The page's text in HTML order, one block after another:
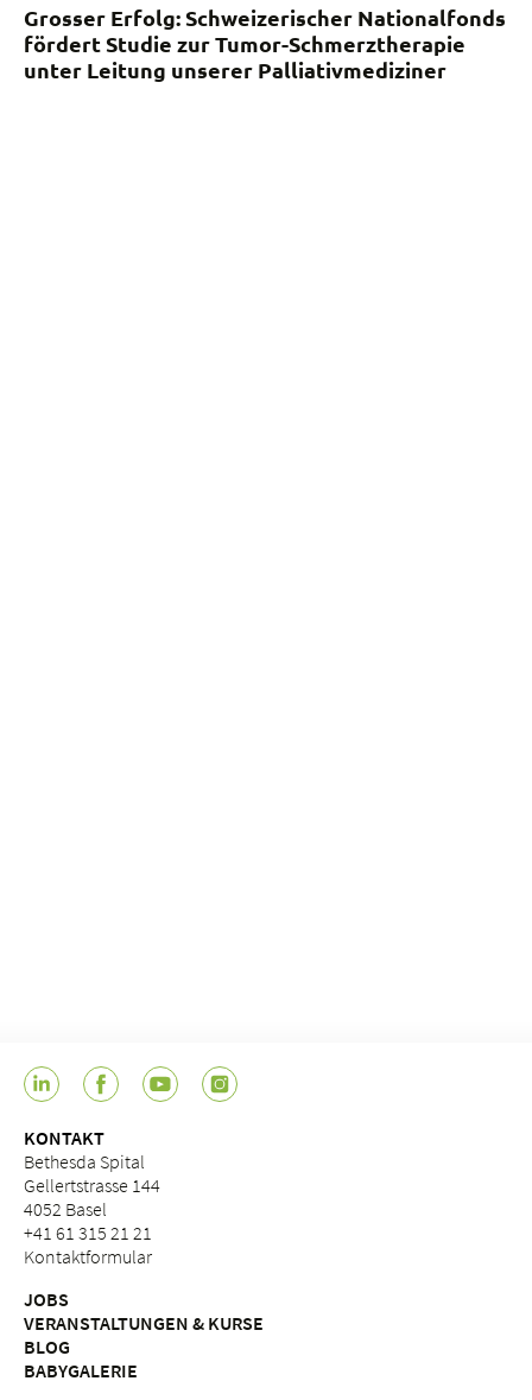
Grosser Erfolg: Schweizerischer Nationalfonds
fördert Studie zur Tumor-Schmerztherapie
unter Leitung unserer Palliativmediziner
KONTAKT
Bethesda Spital
Gellertstrasse 144
4052 Basel
+41 61 315 21 21
Kontaktformular
JOBS
VERANSTALTUNGEN & KURSE
BLOG
BABYGALERIE